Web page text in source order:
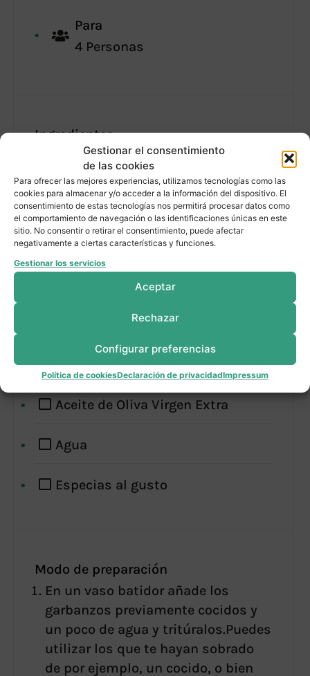
Gestionar el consentimiento
de las cookies
Para ofrecer las mejores experiencias, utilizamos tecnologías como las
cookies para almacenar y/o acceder a la información del dispositivo. El
consentimiento de estas tecnologías nos permitirá procesar datos como
el comportamiento de navegación o las identificaciones únicas en este
sitio. No consentir o retirar el consentimiento, puede afectar
negativamente a ciertas características y funciones.
Gestionar los servicios
Aceptar
Rechazar
Configurar preferencias
Política de cookiesDeclaración de privacidadImpressum
Para
4 Personas
Ingredientes
400gr de garbanzos cocidos
3 c/c de tahini
Zumo de limón
2 c/c de comino molido
1-2 dientes de ajo
Sal
Aceite de Oliva Virgen Extra
Agua
Especias al gusto
Modo de preparación
En un vaso batidor añade los
garbanzos previamente cocidos y
un poco de agua y tritúralos.Puedes
utilizar los que te hayan sobrado
de por ejemplo, un cocido, o bien